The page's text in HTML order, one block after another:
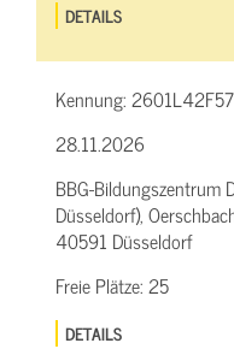
DETAILS
Kennung:2601L42F57
28.11.2026
BBG-Bildungszentrum
Düsseldorf),
40591 Düsseldorf
Freie Plätze:25
DETAILS